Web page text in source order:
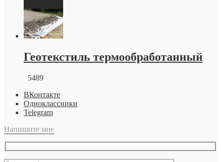
Геотекстиль термообработанный
5489
ВКонтакте
Одноклассники
Telegram
Напишите мне